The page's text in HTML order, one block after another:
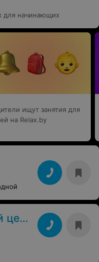
для начинающих
ищут занятия для
на Relax.by